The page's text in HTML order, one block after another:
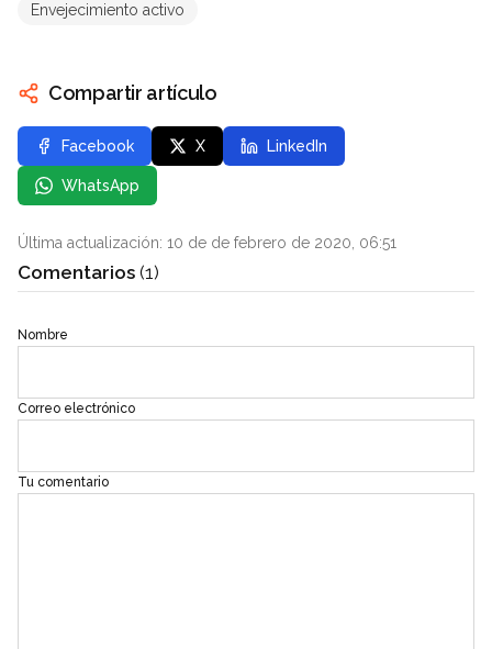
Envejecimiento activo
Compartir artículo
Facebook X LinkedIn
WhatsApp
Última actualización: 10 de de febrero de 2020, 06:51
Comentarios (1)
Nombre
Correo electrónico
Tu comentario